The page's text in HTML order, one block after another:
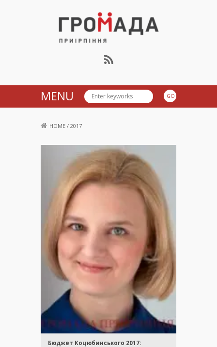
Громада Приірпіння
MENU
HOME / 2017
Бюджет Коцюбинського 2017: